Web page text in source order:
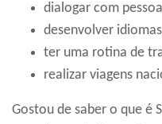
dialogar com
desenvolver
ter uma rotina de
realizar viagens
Gostou de saber o que é